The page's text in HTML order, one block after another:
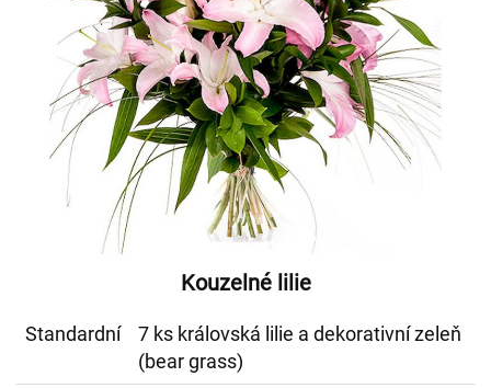
Kouzelné lilie
Standardní
7 ks královská lilie a dekorativní zeleň
(bear grass)